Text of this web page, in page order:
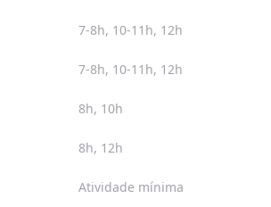
7-8h, 10-11h, 12h
7-8h, 10-11h, 12h
8h, 10h
8h, 12h
Atividade mínima